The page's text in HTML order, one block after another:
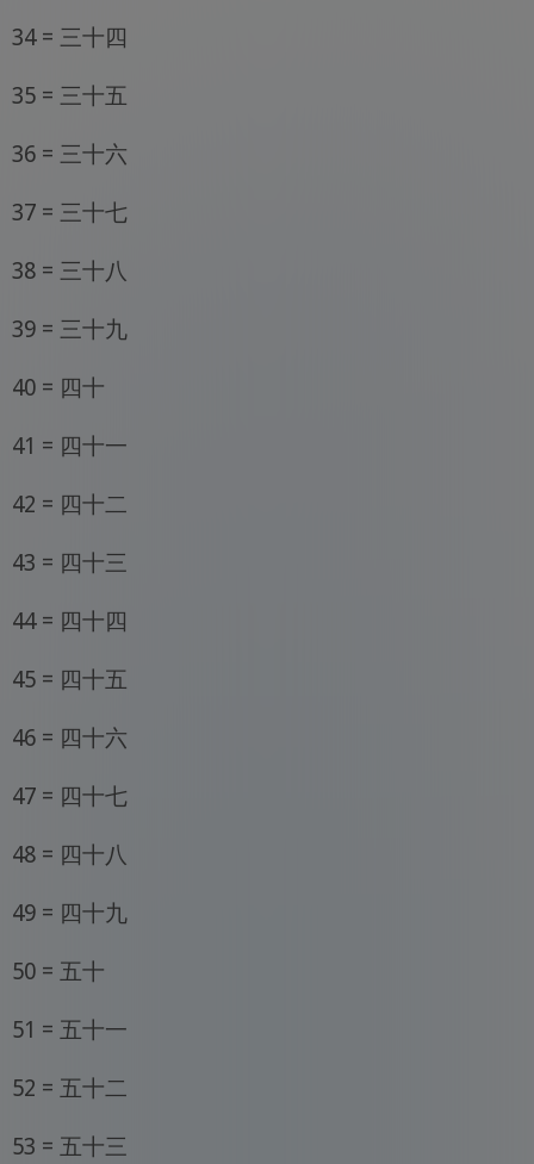
34 = 三十四
35 = 三十五
36 = 三十六
37 = 三十七
38 = 三十八
39 = 三十九
40 = 四十
41 = 四十一
42 = 四十二
43 = 四十三
44 = 四十四
45 = 四十五
46 = 四十六
47 = 四十七
48 = 四十八
49 = 四十九
50 = 五十
51 = 五十一
52 = 五十二
53 = 五十三